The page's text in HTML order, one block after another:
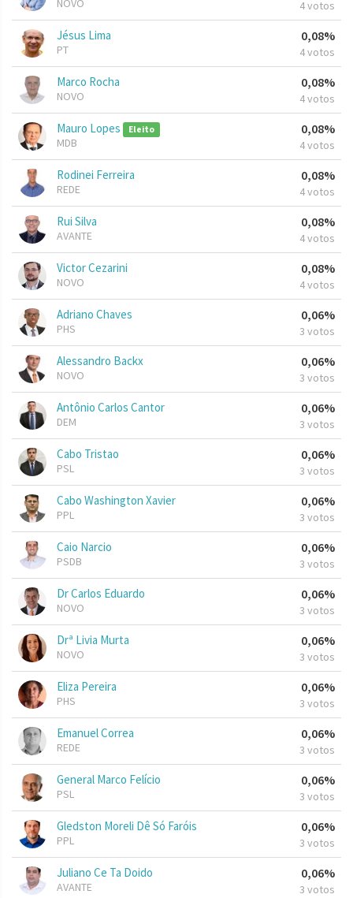
NOVO 4 votos
Jésus Lima
PT
0,08%
4 votos
Marco Rocha
NOVO
0,08%
4 votos
Mauro Lopes Eleito
MDB
0,08%
4 votos
Rodinei Ferreira
REDE
0,08%
4 votos
Rui Silva
AVANTE
0,08%
4 votos
Victor Cezarini
NOVO
0,08%
4 votos
Adriano Chaves
PHS
0,06%
3 votos
Alessandro Backx
NOVO
0,06%
3 votos
Antônio Carlos Cantor
DEM
0,06%
3 votos
Cabo Tristao
PSL
0,06%
3 votos
Cabo Washington Xavier
PPL
0,06%
3 votos
Caio Narcio
PSDB
0,06%
3 votos
Dr Carlos Eduardo
NOVO
0,06%
3 votos
Drª Livia Murta
NOVO
0,06%
3 votos
Eliza Pereira
PHS
0,06%
3 votos
Emanuel Correa
REDE
0,06%
3 votos
General Marco Felício
PSL
0,06%
3 votos
Gledston Moreli Dê Só Faróis
PPL
0,06%
3 votos
Juliano Ce Ta Doido
AVANTE
0,06%
3 votos